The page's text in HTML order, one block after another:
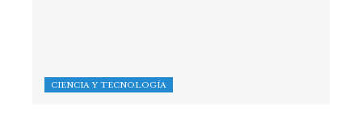
CIENCIA Y TECNOLOGÍA